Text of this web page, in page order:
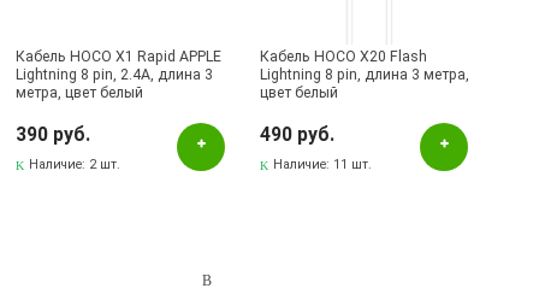
Бугульма, ул.Ленина, 2Б, ТД ТЕХНОПОЛИС
Бугульма, ул.М.Джалиля, 7, ЦУМ
Бугульма, ул.Советская, 82
Бугульма, ул.Тукая, 70
Лениногорск, ул.Кутузова, 9А, (БРИЗ)
Кабель HOCO X1 Rapid APPLE
Lightning 8 pin, 2.4A, длина 3
метра, цвет белый
390 руб.
Наличие: 2 шт.
Кабель HOCO X20 Flash
Lightning 8 pin, длина 3 метра,
цвет белый
490 руб.
Наличие: 11 шт.